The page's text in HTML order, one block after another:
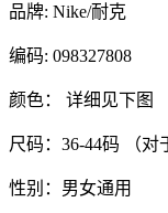
品牌: Nike/耐克
编码: 098327808
颜色： 详细见下图
尺码：36-44码 （对
性别：男女通用